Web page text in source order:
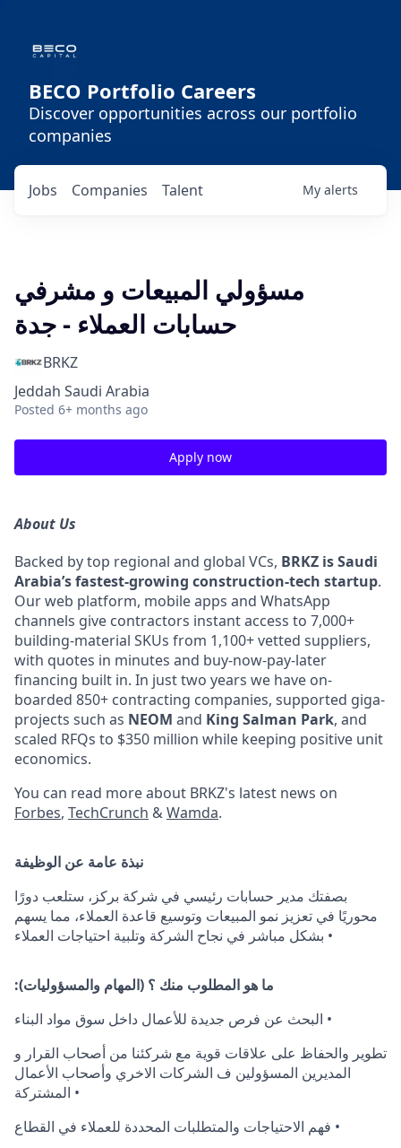
BECO Portfolio Careers
Discover opportunities across our portfolio
companies
Jobs Companies Talent My alerts
مسؤولي المبيعات و مشرفي
حسابات العملاء - جدة
BRKZ
Jeddah Saudi Arabia
Posted 6+ months ago
Apply now
About Us
Backed by top regional and global VCs, BRKZ is Saudi
Arabia’s fastest-growing construction-tech startup.
Our web platform, mobile apps and WhatsApp
channels give contractors instant access to 7,000+
building-material SKUs from 1,100+ vetted suppliers,
with quotes in minutes and buy-now-pay-later
financing built in. In just two years we have on-
boarded 850+ contracting companies, supported giga-
projects such as NEOM and King Salman Park, and
scaled RFQs to $350 million while keeping positive unit
economics.
You can read more about BRKZ's latest news on
Forbes, TechCrunch &Wamda.
نبذة عامة عن الوظيفة
بصفتك مدير حسابات رئيسي في شركة بركز، ستلعب دورًا
محوريًا في تعزيز نمو المبيعات وتوسيع قاعدة العملاء، مما يسهم
بشكل مباشر في نجاح الشركة وتلبية احتياجات العملاء •
:ما هو المطلوب منك ؟ (المهام والمسؤوليات)
البحث عن فرص جديدة للأعمال داخل سوق مواد البناء •
تطوير والحفاظ على علاقات قوية مع شركئنا من أصحاب القرار و
المديرين المسؤولين ف الشركات الاخري وأصحاب الأعمال
المشتركة •
فهم الاحتياجات والمتطلبات المحددة للعملاء في القطاع •